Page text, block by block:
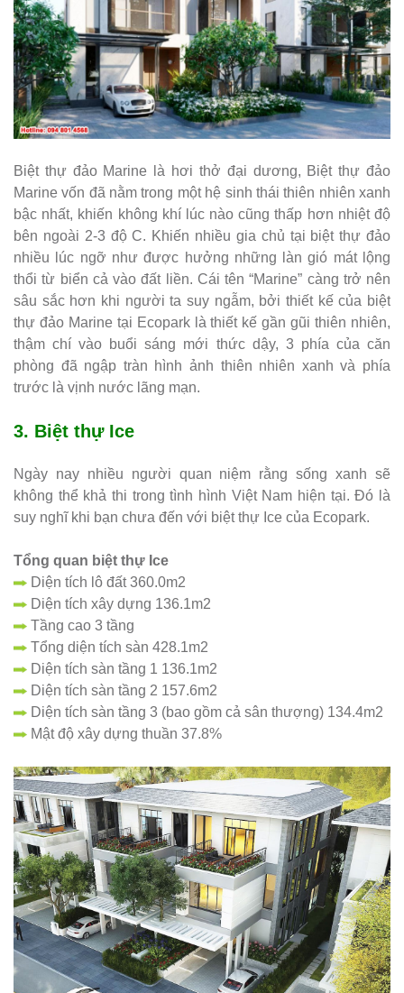
Biệt thự đảo Marine là hơi thở đại dương, Biệt thự đảo
Marine vốn đã nằm trong một hệ sinh thái thiên nhiên xanh
bậc nhất, khiến không khí lúc nào cũng thấp hơn nhiệt độ
bên ngoài 2-3 độ C. Khiến nhiều gia chủ tại biệt thự đảo
nhiều lúc ngỡ như được hưởng những làn gió mát lộng
thổi từ biển cả vào đất liền. Cái tên “Marine” càng trở nên
sâu sắc hơn khi người ta suy ngẫm, bởi thiết kế của biệt
thự đảo Marine tại Ecopark là thiết kế gần gũi thiên nhiên,
thậm chí vào buổi sáng mới thức dậy, 3 phía của căn
phòng đã ngập tràn hình ảnh thiên nhiên xanh và phía
trước là vịnh nước lãng mạn.
3. Biệt thự Ice
Ngày nay nhiều người quan niệm rằng sống xanh sẽ
không thể khả thi trong tình hình Việt Nam hiện tại. Đó là
suy nghĩ khi bạn chưa đến với biệt thự Ice của Ecopark.
Tổng quan biệt thự Ice
Diện tích lô đất 360.0m2
Diện tích xây dựng 136.1m2
Tầng cao 3 tầng
Tổng diện tích sàn 428.1m2
Diện tích sàn tầng 1 136.1m2
Diện tích sàn tầng 2 157.6m2
Diện tích sàn tầng 3 (bao gồm cả sân thượng) 134.4m2
Mật độ xây dựng thuần 37.8%